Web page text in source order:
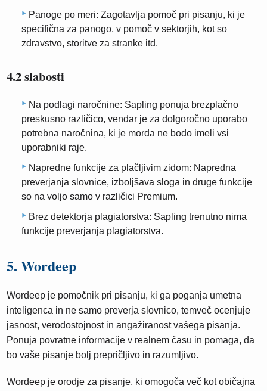
Panoge po meri: Zagotavlja pomoč pri pisanju, ki je
specifična za panogo, v pomoč v sektorjih, kot so
zdravstvo, storitve za stranke itd.
4.2 slabosti
Na podlagi naročnine: Sapling ponuja brezplačno
preskusno različico, vendar je za dolgoročno uporabo
potrebna naročnina, ki je morda ne bodo imeli vsi
uporabniki raje.
Napredne funkcije za plačljivim zidom: Napredna
preverjanja slovnice, izboljšava sloga in druge funkcije
so na voljo samo v različici Premium.
Brez detektorja plagiatorstva: Sapling trenutno nima
funkcije preverjanja plagiatorstva.
5. Wordeep
Wordeep je pomočnik pri pisanju, ki ga poganja umetna
inteligenca in ne samo preverja slovnico, temveč ocenjuje
jasnost, verodostojnost in angažiranost vašega pisanja.
Ponuja povratne informacije v realnem času in pomaga, da
bo vaše pisanje bolj prepričljivo in razumljivo.
Wordeep je orodje za pisanje, ki omogoča več kot običajna